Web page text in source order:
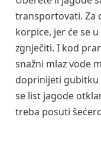
transportovati. Za
korpice, jer će se
zgnječiti. I kod
snažni mlaz vode
doprinijeti gubitku
se list jagode
treba posuti